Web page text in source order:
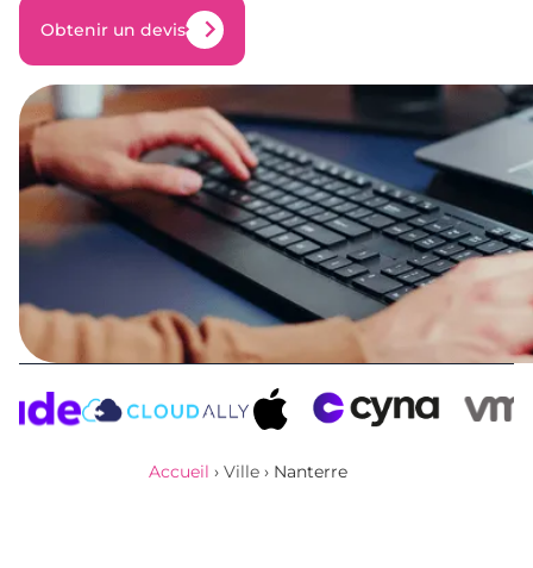
Obtenir un devis
Accueil › Ville › Nanterre